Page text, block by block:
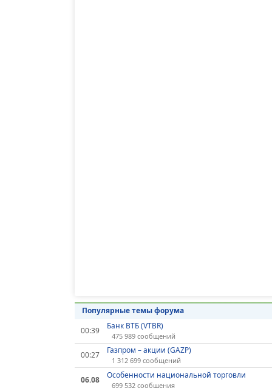
Популярные темы форума
00:39
Банк ВТБ (VTBR)
475 989 сообщений
00:27 Газпром – акции (GAZP)
1 312 699 сообщений
06.08 Особенности национальной торговли
699 532 сообщения